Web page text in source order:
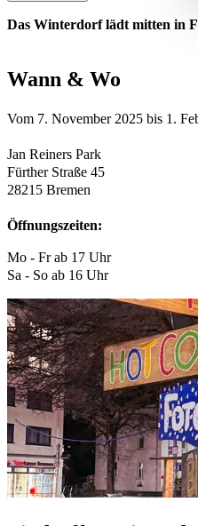
Das Winterdorf lädt mitten in
Wann & Wo
Vom 7. November 2025 bis 1.
Jan Reiners Park
Fürther Straße 45
28215 Bremen
Öffnungszeiten:
Mo - Fr ab 17 Uhr
Sa - So ab 16 Uhr